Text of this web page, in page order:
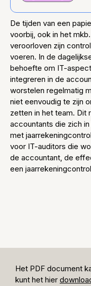
De tijden van een
voorbij, ook in het
veroorloven zijn
voeren. In de
behoefte om IT-
integreren in de
worstelen regelmatig
niet eenvoudig te zijn
zetten in het team. Dit
accountants die zich
met
voor IT-auditors die
de accountant, de
een
Het PDF document
kunt het hier